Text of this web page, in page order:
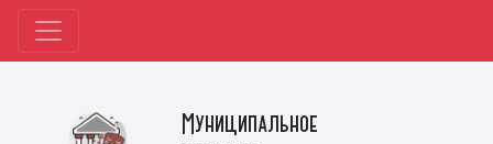
Муниципальное